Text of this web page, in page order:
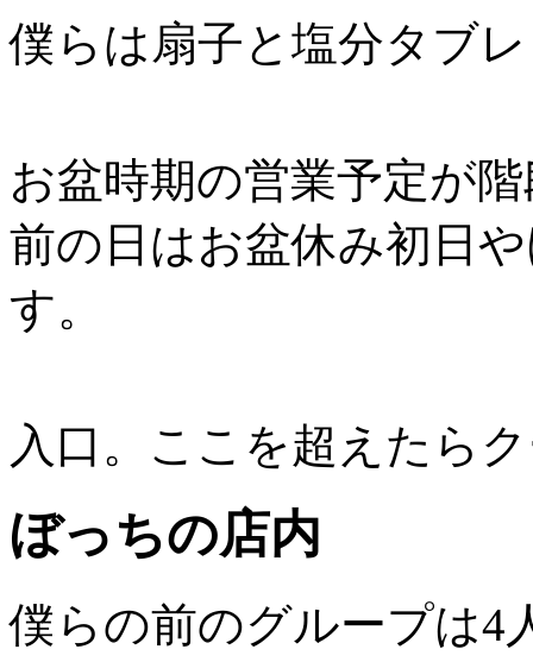
僕らは扇子と塩分タブ
お盆時期の営業予定が
前の日はお盆休み初日
す。
入口。ここを超えたら
ぼっちの店内
僕らの前のグループは4